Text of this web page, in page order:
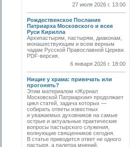
27 июля 2026 г. 13:00
Рождественское Послание
Патриарха Московского и всея
Руси Кирилла
Архипастырям, пастырям, диаконам,
монашествующим и всем верным
чадам Русской Православной Церкви.
PDF-версия.
6 января 2026 г. 18:00
Нищие у храма: привечать или
прогонять?
Этим материалом «Журнал
Московской Патриархии» продолжает
цикл статей, задача которых —
собирать ответы известных
и уважаемых духовников на самые
острые и актуальные практические
вопросы пастырского служения,
волнующие священников сегодня.
В статье приводится ответ не одного
пастыря, а палитра мнений,